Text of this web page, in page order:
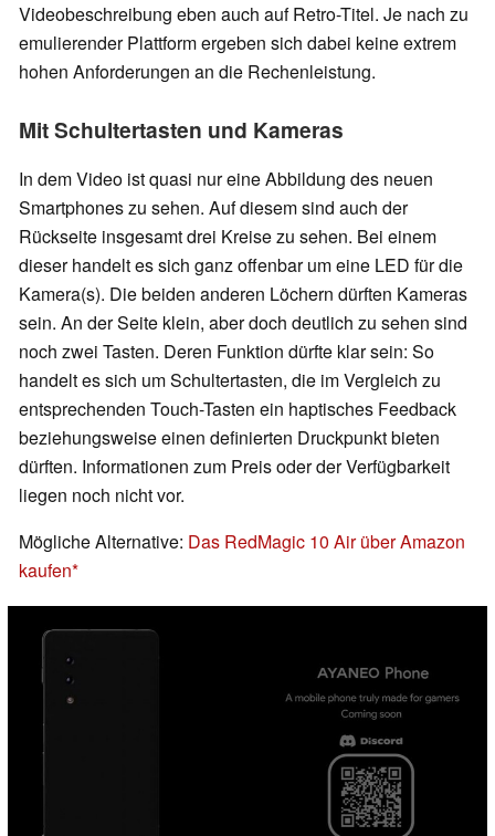
Videobeschreibung eben auch auf Retro-Titel. Je nach zu
emulierender Plattform ergeben sich dabei keine extrem
hohen Anforderungen an die Rechenleistung.
Mit Schultertasten und Kameras
In dem Video ist quasi nur eine Abbildung des neuen
Smartphones zu sehen. Auf diesem sind auch der
Rückseite insgesamt drei Kreise zu sehen. Bei einem
dieser handelt es sich ganz offenbar um eine LED für die
Kamera(s). Die beiden anderen Löchern dürften Kameras
sein. An der Seite klein, aber doch deutlich zu sehen sind
noch zwei Tasten. Deren Funktion dürfte klar sein: So
handelt es sich um Schultertasten, die im Vergleich zu
entsprechenden Touch-Tasten ein haptisches Feedback
beziehungsweise einen definierten Druckpunkt bieten
dürften. Informationen zum Preis oder der Verfügbarkeit
liegen noch nicht vor.
Mögliche Alternative: Das RedMagic 10 Air über Amazon
kaufen